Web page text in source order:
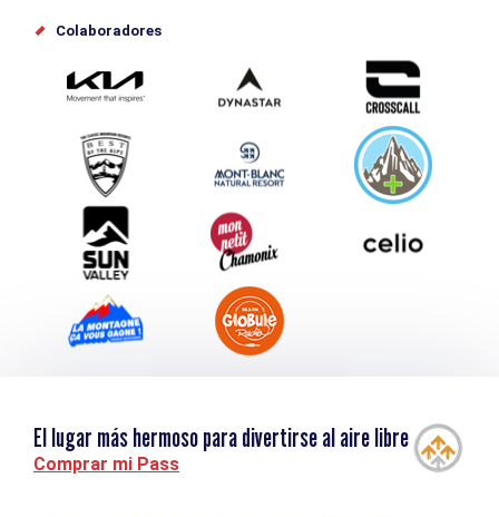
Offices de tourisme
Envíe su evento
Service groupes et séminaires
Descargar
Turismo y discapacidad
Colaboradores
El lugar más hermoso para divertirse al aire libre
Comprar mi Pass